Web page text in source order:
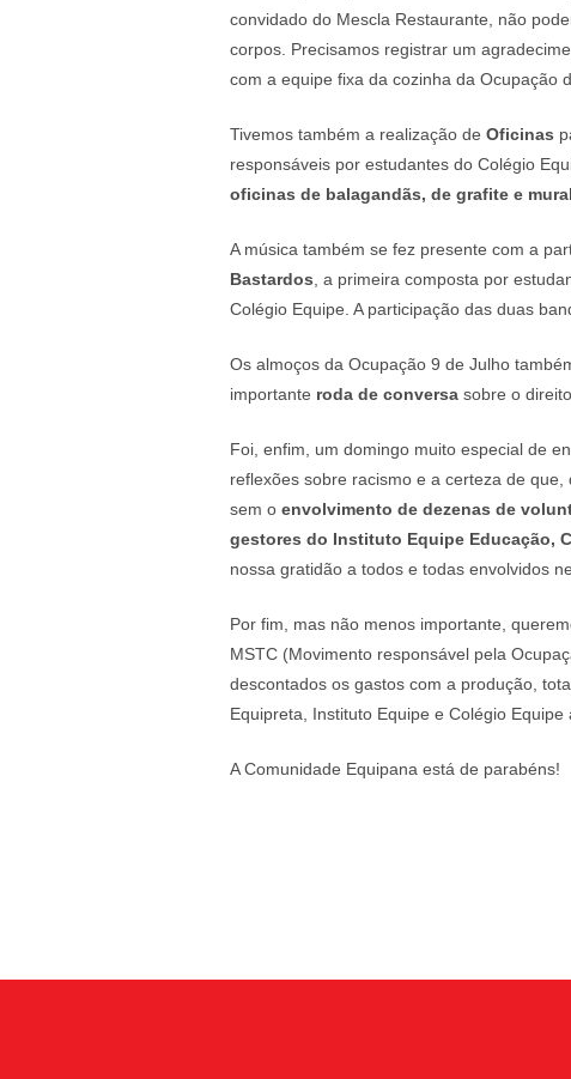
convidado do Mescla Restaurante, não
corpos. Precisamos registrar um
com a equipe fixa da cozinha da Ocupação
Tivemos também a realização de Oficinas
responsáveis por estudantes do Colégio
oficinas de balagandãs, de grafite e
A música também se fez presente com a
Bastardos , a primeira composta por
Colégio Equipe. A participação das duas
Os almoços da Ocupação 9 de Julho
importante roda de conversa sobre o
Foi, enfim, um domingo muito especial de
reflexões sobre racismo e a certeza de
sem o envolvimento de dezenas de
gestores do Instituto Equipe Educação,
nossa gratidão a todos e todas envolvidos
Por fim, mas não menos importante,
MSTC (Movimento responsável pela
descontados os gastos com a produção,
Equipreta, Instituto Equipe e Colégio
A Comunidade Equipana está de parabéns!